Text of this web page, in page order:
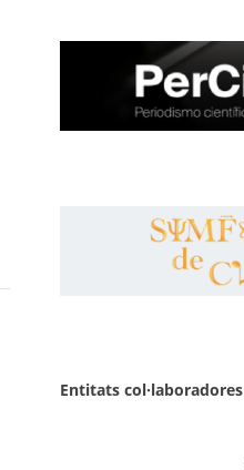
Entitats col·laboradores